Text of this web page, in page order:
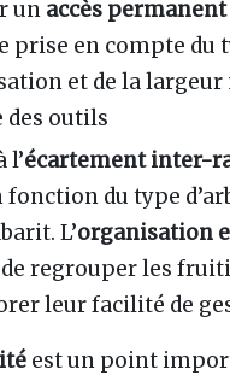
un accès
prise en compte du
et de la largeur
des outils
l’écartement inter-
fonction du type
L’organisation
regrouper les
leur facilité de
est un point